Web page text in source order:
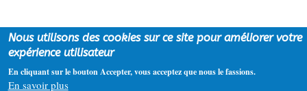
Nous utilisons des cookies sur ce site pour améliorer votre
expérience utilisateur
En cliquant sur le bouton Accepter, vous acceptez que nous le fassions.
En savoir plus